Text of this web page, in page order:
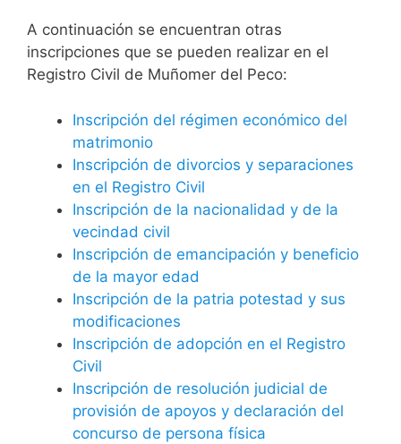
A continuación se encuentran otras
inscripciones que se pueden realizar en el
Registro Civil de Muñomer del Peco:
Inscripción del régimen económico del
matrimonio
Inscripción de divorcios y separaciones
en el Registro Civil
Inscripción de la nacionalidad y de la
vecindad civil
Inscripción de emancipación y beneficio
de la mayor edad
Inscripción de la patria potestad y sus
modificaciones
Inscripción de adopción en el Registro
Civil
Inscripción de resolución judicial de
provisión de apoyos y declaración del
concurso de persona física